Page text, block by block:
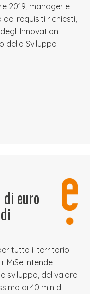
2019, manager e
requisiti richiesti,
Innovation
dello Sviluppo
euro
tutto il territorio
MiSe intende
sviluppo, del valore
di 40 mln di